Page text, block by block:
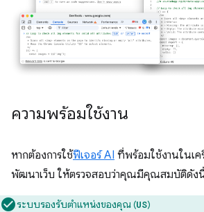
ความพร้อมใช้งาน
หากต้องการใช้ฟีเจอร์ AI ที่พร้อมใช้งานในเ
พัฒนาเว็บ ให้ตรวจสอบว่าคุณมีคุณสมบัติดัง
ระบบรองรับตำแหน่งของคุณ (US)